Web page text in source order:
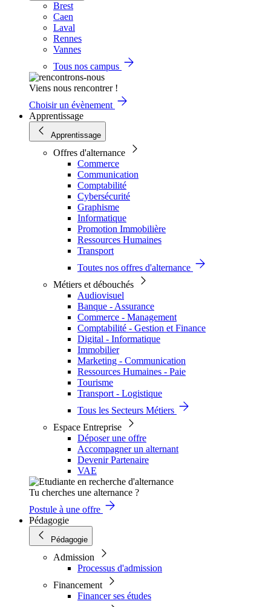
Brest
Caen
Laval
Rennes
Vannes
Tous nos campus
Viens nous rencontrer !
Choisir un évènement
Apprentissage
Apprentissage
Offres d'alternance
Commerce
Communication
Comptabilité
Cybersécurité
Graphisme
Informatique
Promotion Immobilière
Ressources Humaines
Transport
Toutes nos offres d'alternance
Métiers et débouchés
Audiovisuel
Banque - Assurance
Commerce - Management
Comptabilité - Gestion et Finance
Digital - Informatique
Immobilier
Marketing - Communication
Ressources Humaines - Paie
Tourisme
Transport - Logistique
Tous les Secteurs Métiers
Espace Entreprise
Déposer une offre
Accompagner un alternant
Devenir Partenaire
VAE
Tu cherches une alternance ?
Postule à une offre
Pédagogie
Pédagogie
Admission
Processus d'admission
Financement
Financer ses études